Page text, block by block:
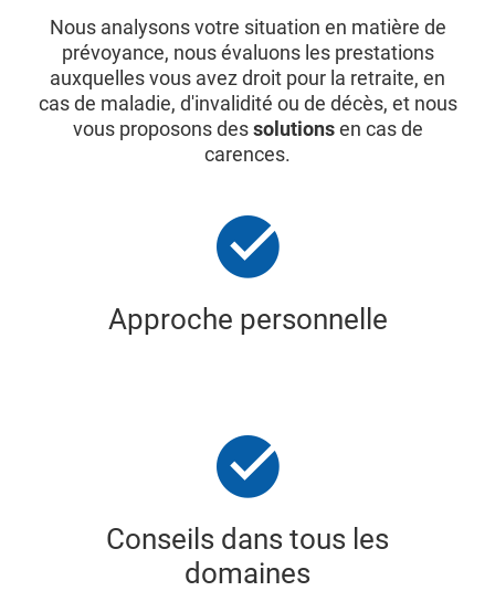
Nous analysons votre situation en matière de
prévoyance, nous évaluons les prestations
auxquelles vous avez droit pour la retraite, en
cas de maladie, d'invalidité ou de décès, et nous
vous proposons dessolutionsen cas de
carences.
Approche personnelle
Conseils dans tous les
domaines